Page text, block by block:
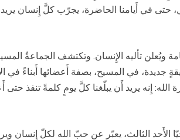
حتى في أَيامنا الحاضرة، يجرّب كلَّ إِنسان
ويُعلن تأليه الإِنسان. وتكتشف الجماعةُ
جديدة، في المسيح، بصفة أَعضائها أَبناءً
إِنه يريد أَن يبلّغنا كلَّ يومٍ كلمةً تنفذ حتى
الأَحد الثالث، يعبّر عن حبّ الله لكلّ إِنسان